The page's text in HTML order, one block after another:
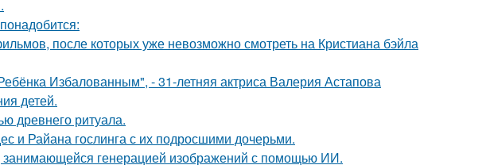
после которых уже невозможно смотреть на Кристиана бэйла
Избалованным", - 31-летняя актриса Валерия Астапова
детей.
древнего ритуала.
и Райана гослинга с их подросшими дочерьми.
занимающейся генерацией изображений с помощью ИИ.